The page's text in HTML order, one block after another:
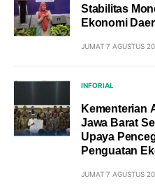
Stabilitas
Ekonomi
JUMAT 7 AGUSTUS
INFORIAL
Kementerian
Jawa Barat
Upaya
Penguatan
JUMAT 7 AGUSTUS